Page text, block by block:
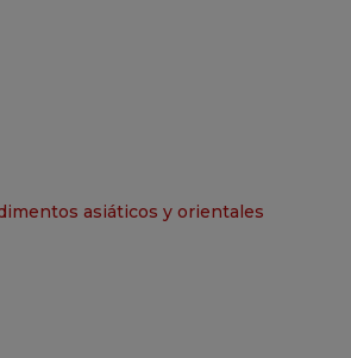
asiáticos y orientales